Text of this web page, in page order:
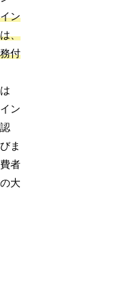
ン
、
付
ン
ま
者
大